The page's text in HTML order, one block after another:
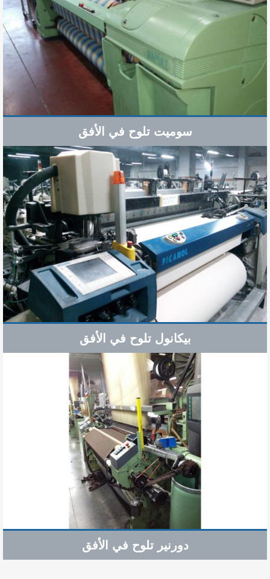
سوميت تلوح في الأفق
بيكانول تلوح في الأفق
دورنير تلوح في الأفق